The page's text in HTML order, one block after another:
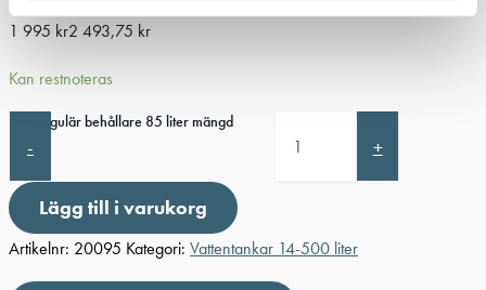
1 995 kr2 493,75 kr
Kan restnoteras
-
Rektangulär behållare 85 liter mängd
+
Lägg till i varukorg
Artikelnr: 20095 Kategori: Vattentankar 14-500 liter